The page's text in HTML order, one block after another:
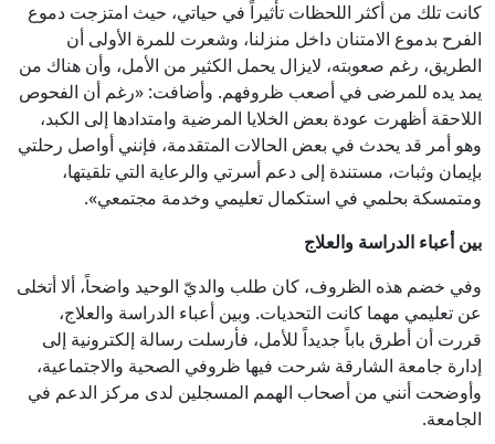
كانت تلك من أكثر اللحظات تأثيراً في حياتي، حيث امتزجت دموع
الفرح بدموع الامتنان داخل منزلنا، وشعرت للمرة الأولى أن
الطريق، رغم صعوبته، لايزال يحمل الكثير من الأمل، وأن هناك من
يمد يده للمرضى في أصعب ظروفهم. وأضافت: «رغم أن الفحوص
اللاحقة أظهرت عودة بعض الخلايا المرضية وامتدادها إلى الكبد،
وهو أمر قد يحدث في بعض الحالات المتقدمة، فإنني أواصل رحلتي
بإيمان وثبات، مستندة إلى دعم أسرتي والرعاية التي تلقيتها،
ومتمسكة بحلمي في استكمال تعليمي وخدمة مجتمعي».
بين أعباء الدراسة والعلاج
وفي خضم هذه الظروف، كان طلب والديّ الوحيد واضحاً، ألا أتخلى
عن تعليمي مهما كانت التحديات. وبين أعباء الدراسة والعلاج،
قررت أن أطرق باباً جديداً للأمل، فأرسلت رسالة إلكترونية إلى
إدارة جامعة الشارقة شرحت فيها ظروفي الصحية والاجتماعية،
وأوضحت أنني من أصحاب الهمم المسجلين لدى مركز الدعم في
الجامعة.